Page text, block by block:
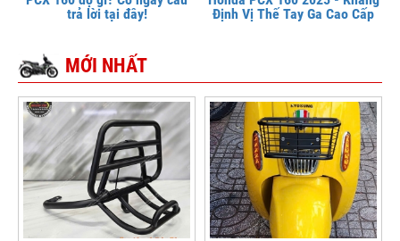
trả lời tại đây!
Định Vị Thế Tay Ga Cao Cấp
MỚI NHẤT